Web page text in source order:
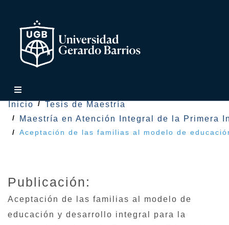
Inicio
Tesis de Maestría
Maestría en Atención Integral de la Primera
Aceptación de las familias al modelo de
Publicación:
Aceptación de las familias al modelo de
educación y desarrollo integral para la